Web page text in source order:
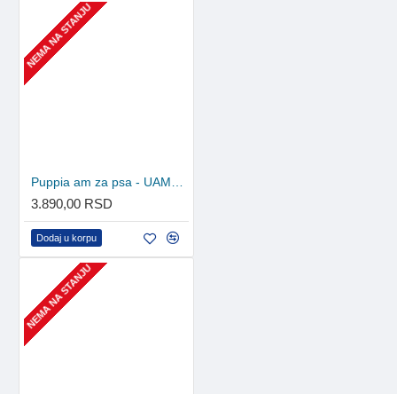
NEMA NA STANJU
3.890,00 RSD
Dodaj u korpu
NEMA NA STANJU